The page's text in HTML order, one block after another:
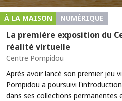
À LA MAISON NUMÉRIQUE
La première exposition du
réalité virtuelle
Centre Pompidou
Après avoir lancé son premier jeu
Pompidou a poursuivi
dans ses collections permanentes